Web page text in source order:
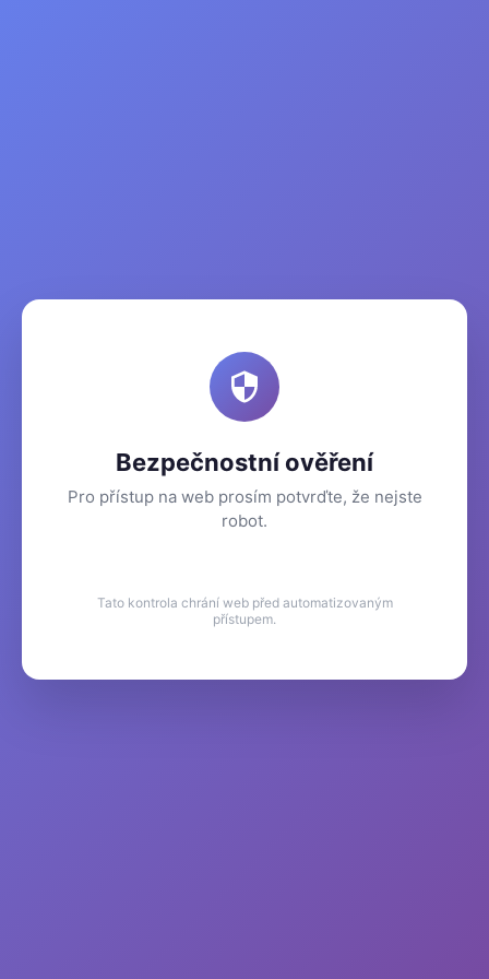
Bezpečnostní ověření
Pro přístup na web prosím potvrďte, že nejste
robot.
Tato kontrola chrání web před automatizovaným
přístupem.